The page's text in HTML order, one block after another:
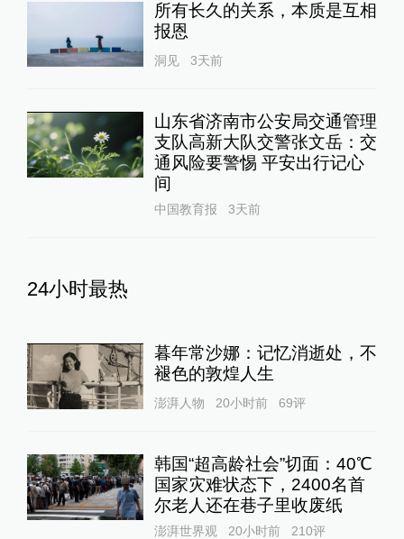
所有长久的关系，本质是互相
报恩
洞见 3天前
山东省济南市公安局交通管理
支队高新大队交警张文岳：交
通风险要警惕 平安出行记心
间
中国教育报 3天前
24小时最热
暮年常沙娜：记忆消逝处，不
褪色的敦煌人生
澎湃人物 20小时前 69评
韩国“超高龄社会”切面：40℃
国家灾难状态下，2400名首
尔老人还在巷子里收废纸
澎湃世界观 20小时前 210评